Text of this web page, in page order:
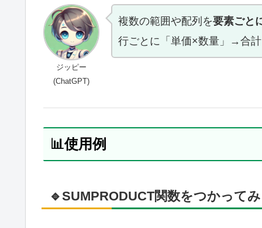
ジッピー
(ChatGPT)
複数の範囲や配列を要素ごと
行ごとに「単価×数量」→合
📊使用例
🔹SUMPRODUCT関数をつかって